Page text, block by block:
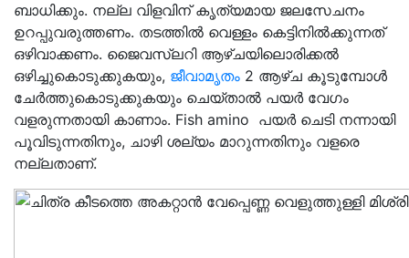
ബാധിക്കും. നല്ല വിളവിന് കൃത്യമായ ജലസേചനം
ഉറപ്പുവരുത്തണം. തടത്തിൽ വെള്ളം കെട്ടിനിൽക്കുന്നത്
ഒഴിവാക്കണം. ജൈവസ്ലറി ആഴ്ചയിലൊരിക്കൽ
ഒഴിച്ചുകൊടുക്കുകയും, ജീവാമൃതം 2 ആഴ്ച കൂടുമ്പോൾ
ചേർത്തുകൊടുക്കുകയും ചെയ്താൽ പയർ വേഗം
വളരുന്നതായി കാണാം. Fish amino പയർ ചെടി നന്നായി
പൂവിടുന്നതിനും, ചാഴി ശല്യം മാറുന്നതിനും വളരെ
നല്ലതാണ്.